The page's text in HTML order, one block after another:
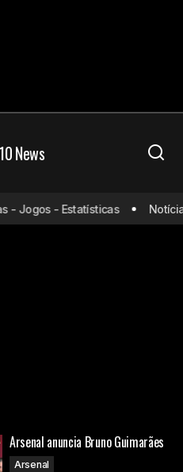
News
- Jogos - Estatísticas
Arsenal anuncia Bruno Guimarães
Arsenal